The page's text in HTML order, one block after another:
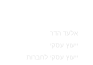
אלעד הדר
ייעוץ עסקי
ייעוץ עסקי לחברות